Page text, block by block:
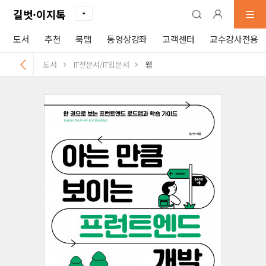
길벗·이지톡
도서 추천 북맵 동영상강좌 고객센터 교수강사전용
도서 IT전문서/IT입문서 웹